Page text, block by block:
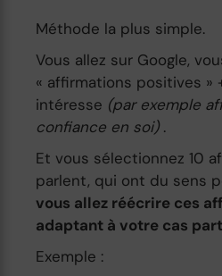
Méthode la plus simple.
Vous allez sur Google,
« affirmations positives »
intéresse (par exemple
confiance en soi) .
Et vous sélectionnez 10
parlent, qui ont du sens
vous allez réécrire ces
adaptant à votre cas
Exemple :